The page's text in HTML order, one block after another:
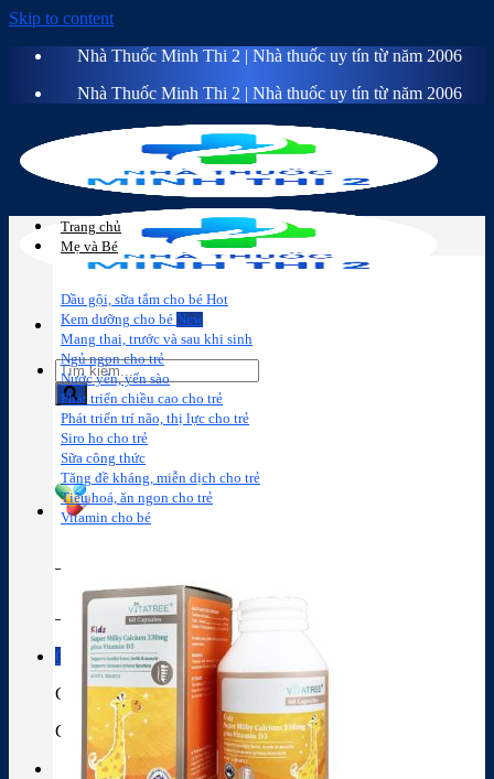
Skip to content
Nhà Thuốc Minh Thi 2 | Nhà thuốc uy tín từ năm 2006
Nhà Thuốc Minh Thi 2 | Nhà thuốc uy tín từ năm 2006
Sữa công
thức
Thành phần thuốc
Giỏ hàng
Giỏ hàng
Chưa có sản phẩm trong giỏ hàng.
Trang chủ
Mẹ và Bé
Dầu gội, sữa tắm cho bé
Kem dưỡng cho bé
Mang thai, trước và sau khi sinh
Ngủ ngon cho trẻ
Nước yến, yến sào
Phát triển chiều cao cho trẻ
Phát triển trí não, thị lực cho trẻ
Siro ho cho trẻ
Sữa công thức
Tăng đề kháng, miễn dịch cho trẻ
Tiêu hoá, ăn ngon cho trẻ
Vitamin cho bé